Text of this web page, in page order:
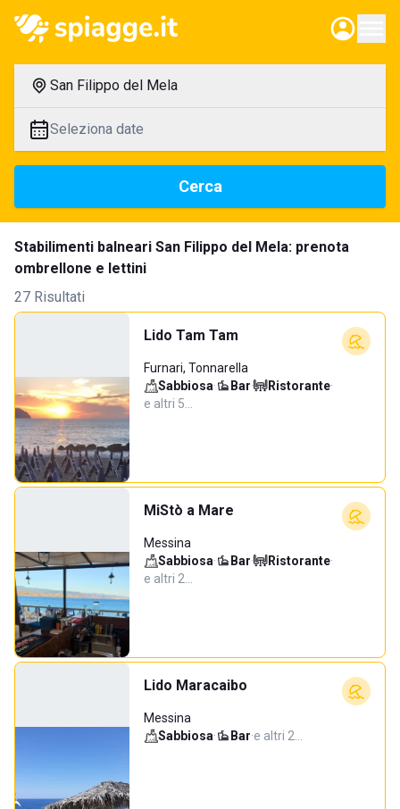
San Filippo del Mela
Seleziona date
Cerca
Stabilimenti balneari San Filippo del Mela: prenota
ombrellone e lettini
27 Risultati
Lido Tam Tam
Furnari, Tonnarella
Sabbiosa· Bar· Ristorante·
e altri 5…
MiStò a Mare
Messina
Sabbiosa· Bar· Ristorante·
e altri 2…
Lido Maracaibo
Messina
Sabbiosa· Bar·e altri 2…